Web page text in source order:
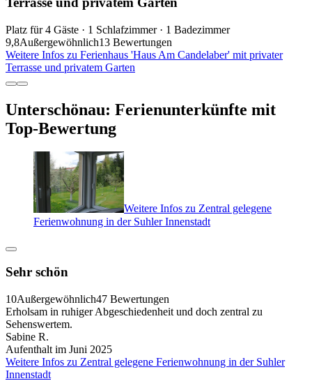
Platz für 4 Gäste · 1 Schlafzimmer · 1 Badezimmer
9,8Außergewöhnlich13 Bewertungen
Weitere Infos zu Ferienhaus 'Haus Am Candelaber' mit privater
Terrasse und privatem Garten
Unterschönau: Ferienunterkünfte mit
Top-Bewertung
Weitere Infos zu Zentral gelegene
Ferienwohnung in der Suhler Innenstadt
Sehr schön
10Außergewöhnlich47 Bewertungen
Erholsam in ruhiger Abgeschiedenheit und doch zentral zu
Sehenswertem.
Sabine R.
Aufenthalt im Juni 2025
Weitere Infos zu Zentral gelegene Ferienwohnung in der Suhler
Innenstadt